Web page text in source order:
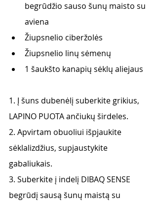
begrūdžio sauso šunų maisto su
aviena
Žiupsnelio ciberžolės
Žiupsnelio linų sėmenų
1 šaukšto kanapių sėklų aliejaus
1. Į šuns dubenėlį suberkite grikius,
LAPINO PUOTA ančiukų širdeles.
2. Apvirtam obuoliui išpjaukite
sėklalizdžius, supjaustykite
gabaliukais.
3. Suberkite į indelį DIBAQ SENSE
begrūdį sausą šunų maistą su